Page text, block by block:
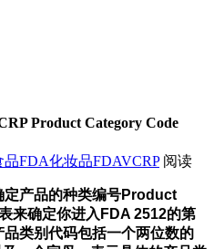
Product Category Code
FDA化妆品FDAVCRP 阅读
定产品的种类编号Product
来确定你进入 FDA 2512的第
类别代码包括一个两位数的